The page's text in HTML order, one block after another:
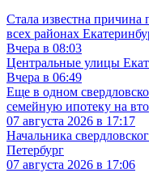
Стала известна
всех районах
Вчера в 08:03
Центральные улицы
Вчера в 06:49
Еще в одном
семейную ипотеку на
07 августа 2026 в 17:17
Начальника
Петербург
07 августа 2026 в 17:06